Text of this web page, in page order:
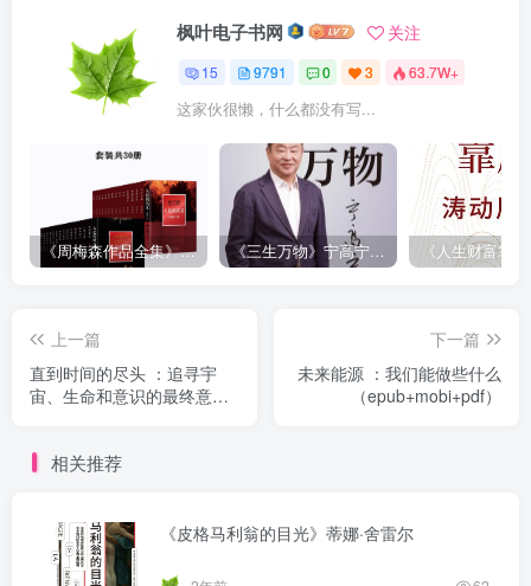
枫叶电子书网 关注
15 9791 0 3 63.7W+
这家伙很懒，什么都没有写...
《周梅森作品全集》[共30册] 《三生万物》宁高宁（epub+mobi+azw3+pdf）
上一篇
直到时间的尽头 ：追寻宇
宙、生命和意识的最终意义
下一篇
未来能源 ：我们能做些什么
（epub+mobi+pdf）
相关推荐
《皮格马利翁的目光》蒂娜·舍雷尔